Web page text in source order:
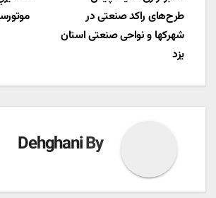
نوشته
طرح‌های راکد صنعتی در
شهرکها و نواحی صنعتی استان
یزد
By
Dehghani